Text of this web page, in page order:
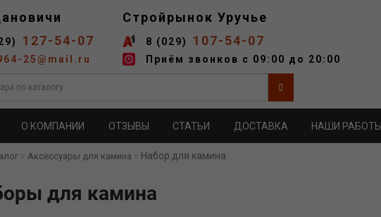
127-54-07
25@mail.ru
Стройрынок Уручье
8 (029) 107-54-07
Приём звонков с 09:00 до 20:00
О КОМПАНИИ ОТЗЫВЫ СТАТЬИ ДОСТАВКА НАШИ РАБОТЫ
Аксессуары для камина Набор для камина
для камина